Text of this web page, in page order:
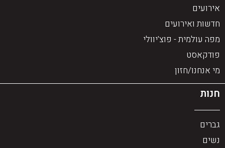
אירועים
חדשות ואירועים
מפה עולמית - פוצ'יוולי
פודקאסט
מי אנחנו/חזון
חנות
גברים
נשים